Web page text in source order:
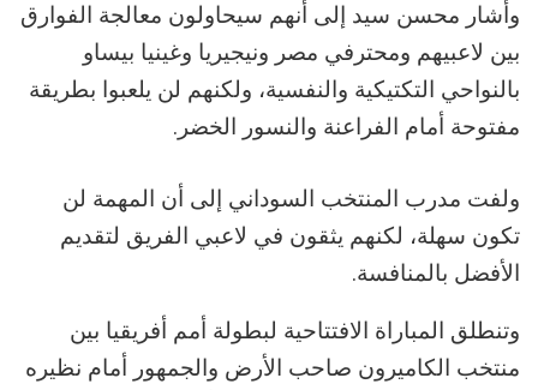
وأشار محسن سيد إلى أنهم سيحاولون معالجة الفوارق
بين لاعبيهم ومحترفي مصر ونيجيريا وغينيا بيساو
بالنواحي التكتيكية والنفسية، ولكنهم لن يلعبوا بطريقة
مفتوحة أمام الفراعنة والنسور الخضر.
ولفت مدرب المنتخب السوداني إلى أن المهمة لن
تكون سهلة، لكنهم يثقون في لاعبي الفريق لتقديم
الأفضل بالمنافسة.
وتنطلق المباراة الافتتاحية لبطولة أمم أفريقيا بين
منتخب الكاميرون صاحب الأرض والجمهور أمام نظيره